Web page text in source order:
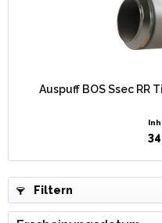
Auspuff BOS Ssec RR
Filtern